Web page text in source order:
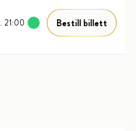
21:00 Bestill billett